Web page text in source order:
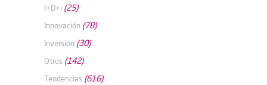
I+D+i (25)
Innovación (78)
Inversión (30)
Otros (142)
Tendencias (616)